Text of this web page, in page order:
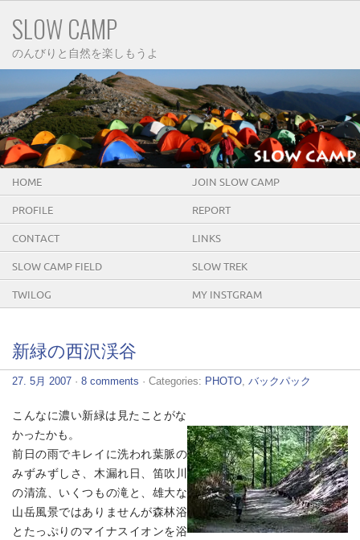
SLOW CAMP
のんびりと自然を楽しもうよ
HOME JOIN SLOW CAMP
PROFILE REPORT
CONTACT LINKS
SLOW CAMP FIELD SLOW TREK
TWILOG MY INSTGRAM
新緑の西沢渓谷
27. 5月 2007 · 8 comments · Categories: PHOTO バックパック
こんなに濃い新緑は見たことがな
かったかも。
前日の雨でキレイに洗われ葉脈の
みずみずしさ、木漏れ日、笛吹川
の清流、いくつもの滝と、雄大な
山岳風景ではありませんが森林浴
とたっぷりのマイナスイオンを浴